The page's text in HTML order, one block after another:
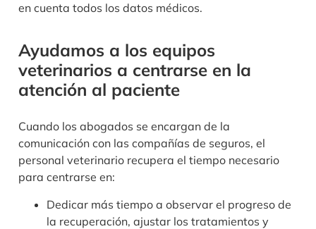
en cuenta todos los datos médicos.
Ayudamos a los equipos
veterinarios a centrarse en la
atención al paciente
Cuando los abogados se encargan de la
comunicación con las compañías de seguros, el
personal veterinario recupera el tiempo necesario
para centrarse en:
Dedicar más tiempo a observar el progreso de
la recuperación, ajustar los tratamientos y